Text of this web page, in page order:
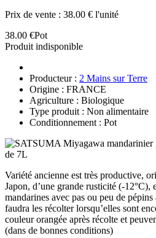
Prix de vente : 38.00 € l'unité
38.00 €Pot
Produit indisponible
Producteur : 2 Mains sur Terre
Origine : FRANCE
Agriculture : Biologique
Type produit : Non alimentaire
Conditionnement : Pot
Variété ancienne est très productive,
Japon, d’une grande rusticité (-12°C),
mandarines avec pas ou peu de
faudra les récolter lorsqu’elles sont
couleur orangée après récolte et
(dans de bonnes conditions)